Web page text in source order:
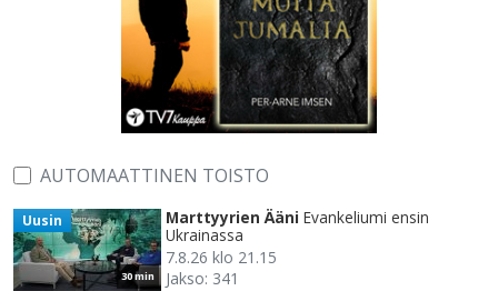
AUTOMAATTINEN TOISTO
30 min
Uusin Marttyyrien Ääni Evankeliumi ensin
Ukrainassa
7.8.26 klo 21.15
Jakso: 341